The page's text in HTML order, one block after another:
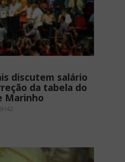
discutem salário
da tabela do
Marinho